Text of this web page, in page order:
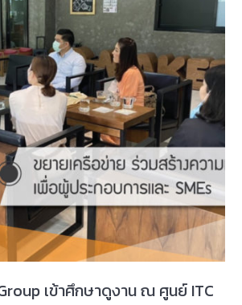
เข้าศึกษาดูงาน ณ ศูนย์ ITC